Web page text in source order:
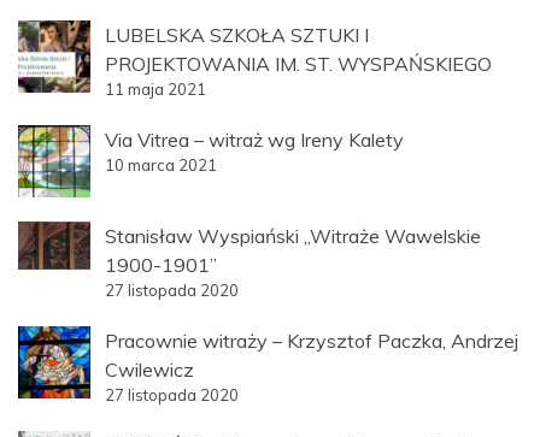
LUBELSKA SZKOŁA SZTUKI I
PROJEKTOWANIA IM. ST. WYSPAŃSKIEGO
11 maja 2021
Via Vitrea – witraż wg Ireny Kalety
10 marca 2021
Stanisław Wyspiański „Witraże Wawelskie
1900-1901”
27 listopada 2020
Pracownie witraży – Krzysztof Paczka, Andrzej
Cwilewicz
27 listopada 2020